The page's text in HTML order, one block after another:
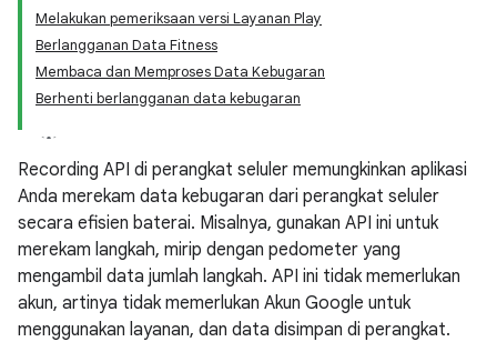
Melakukan pemeriksaan versi Layanan Play
Berlangganan Data Fitness
Membaca dan Memproses Data Kebugaran
Berhenti berlangganan data kebugaran
Recording API di perangkat seluler memungkinkan aplikasi
Anda merekam data kebugaran dari perangkat seluler
secara efisien baterai. Misalnya, gunakan API ini untuk
merekam langkah, mirip dengan pedometer yang
mengambil data jumlah langkah. API ini tidak memerlukan
akun, artinya tidak memerlukan Akun Google untuk
menggunakan layanan, dan data disimpan di perangkat.